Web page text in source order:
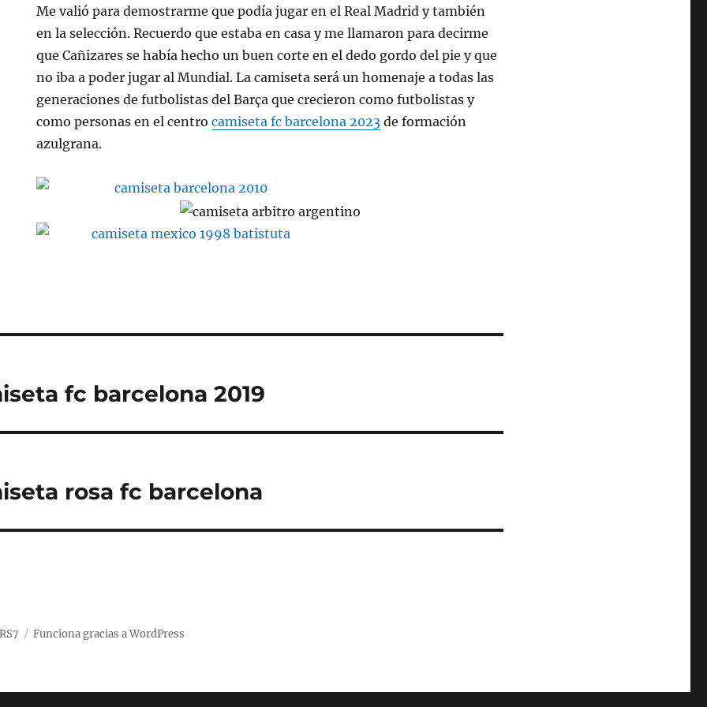
Me valió para demostrarme que podía jugar en el Real Madrid y también
en la selección. Recuerdo que estaba en casa y me llamaron para decirme
que Cañizares se había hecho un buen corte en el dedo gordo del pie y que
no iba a poder jugar al Mundial. La camiseta será un homenaje a todas las
generaciones de futbolistas del Barça que crecieron como futbolistas y
como personas en el centrocamiseta fc barcelona 2023 de formación
azulgrana.
fc barcelona 2019
rosa fc barcelona
Funciona gracias a WordPress